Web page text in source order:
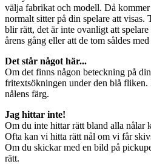
välja fabrikat och modell. Då
normalt sitter på din spelare att visas.
blir rätt, det är inte ovanligt att
årens gång eller att de tom såldes
Det står något här...
Om det finns någon beteckning på
fritextsökningen under den blå fliken.
nålens färg.
Jag hittar inte!
Om du inte hittar rätt bland alla nålar
Ofta kan vi hitta rätt nål om vi får
Om du skickar med en bild på
rätt.